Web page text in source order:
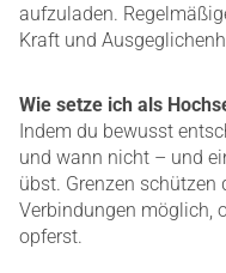
aufzuladen.
Kraft und
Wie setze ich als
Indem du bewusst
und wann nicht – und
übst. Grenzen
Verbindungen möglich,
opferst.